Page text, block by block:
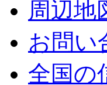
周辺地
お問い
全国の